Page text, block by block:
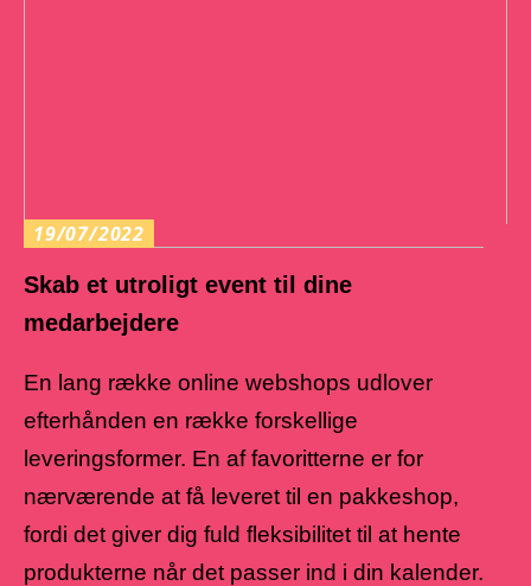
19/07/2022
Skab et utroligt event til dine
medarbejdere
En lang række online webshops udlover
efterhånden en række forskellige
leveringsformer. En af favoritterne er for
nærværende at få leveret til en pakkeshop,
fordi det giver dig fuld fleksibilitet til at hente
produkterne når det passer ind i din kalender.